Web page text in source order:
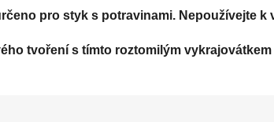
pro styk s potravinami. Nepoužívejte
tvoření s tímto roztomilým